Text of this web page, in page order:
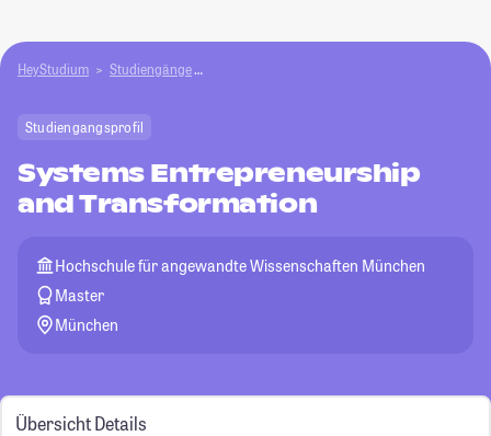
HeyStudium Studiengänge
Studiengangsprofil
Systems Entrepreneurship
and Transformation
Hochschule für angewandte Wissenschaften München
Master
München
Übersicht Details